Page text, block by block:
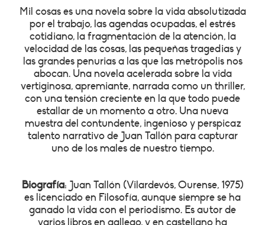
Mil cosas es una novela sobre la vida absolutizada
por el trabajo, las agendas ocupadas, el estrés
cotidiano, la fragmentación de la atención, la
velocidad de las cosas, las pequeñas tragedias y
las grandes penurias a las que las metrópolis nos
abocan. Una novela acelerada sobre la vida
vertiginosa, apremiante, narrada como un thriller,
con una tensión creciente en la que todo puede
estallar de un momento a otro. Una nueva
muestra del contundente, ingenioso y perspicaz
talento narrativo de Juan Tallón para capturar
uno de los males de nuestro tiempo.
Biografía: Juan Tallón (Vilardevós, Ourense, 1975)
es licenciado en Filosofía, aunque siempre se ha
ganado la vida con el periodismo. Es autor de
varios libros en gallego, y en castellano ha